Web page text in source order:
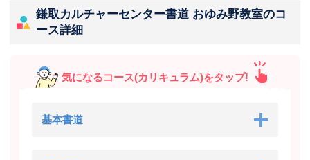
鎌取カルチャーセンター書道 おゆみ野教室のコ
ース詳細
気になるコース(カリキュラム)をタップ!
基本書道